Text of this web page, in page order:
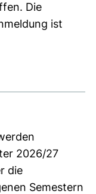
Die
ist
2026/27
die
Semestern